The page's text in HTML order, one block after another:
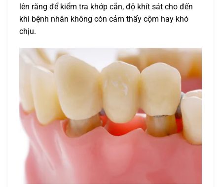
lên răng để kiểm tra khớp cắn, độ khít sát cho đến
khi bệnh nhân không còn cảm thấy cộm hay khó
chịu.